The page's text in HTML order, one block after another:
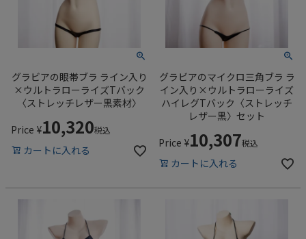
グラビアの眼帯ブラ ライン入り
×ウルトラローライズTバック
〈ストレッチレザー黒素材〉
Price ¥10,320税込
カートに入れる
グラビアのマイクロ三角ブラ ラ
イン入り×ウルトラローライズ
ハイレグTバック〈ストレッチ
レザー黒〉セット
Price ¥10,307税込
カートに入れる